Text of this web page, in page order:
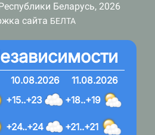
Беларусь, 2026
сайта БЕЛТА
10.08.2026
+15..+23
+24..+24
11.08.2026
+18..+19
+21..+21